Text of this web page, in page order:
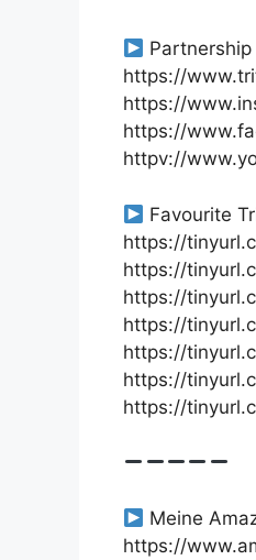
Partnership
https://
https://
https://
httpv://
Favourite
https://
https://
https://
https://
https://
https://
https://
Meine
https://